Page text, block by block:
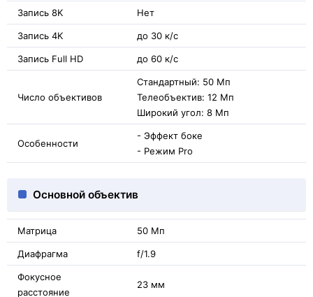
Запись 8K Нет
Запись 4K до 30 к/с
Запись Full HD до 60 к/с
Число объективов
Стандартный: 50 Мп
Телеобъектив: 12 Мп
Широкий угол: 8 Мп
Особенности
- Эффект боке
- Режим Pro
Основной объектив
Матрица 50 Мп
Диафрагма f/1.9
Фокусное
расстояние
23 мм